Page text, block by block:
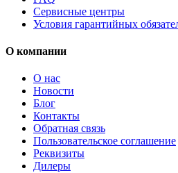
Сервисные центры
Условия гарантийных
О компании
О нас
Новости
Блог
Контакты
Обратная связь
Пользовательское соглашение
Реквизиты
Дилеры